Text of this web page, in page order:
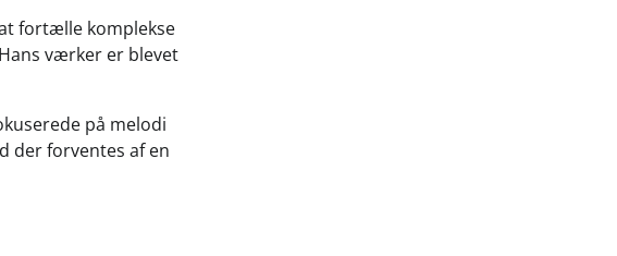
fortælle komplekse
værker er blevet
på melodi
der forventes af en